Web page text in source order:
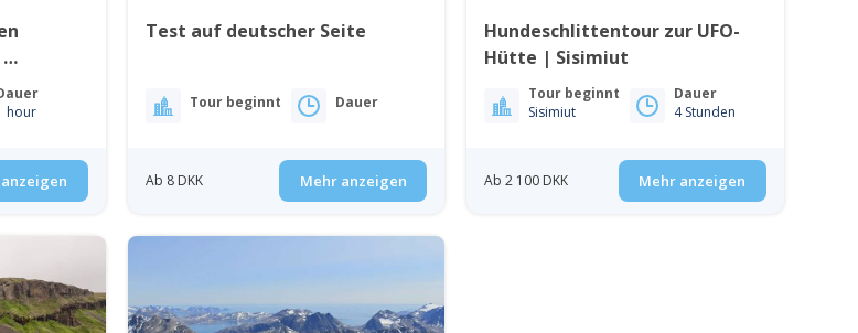
hour
Test auf deutscher Seite
Tour beginnt Dauer
Ab 8 DKK Mehr anzeigen
Hundeschlittentour zur UFO-
Hütte | Sisimiut
Tour beginnt
Sisimiut
Dauer
4 Stunden
Ab 2 100 DKK Mehr anzeigen